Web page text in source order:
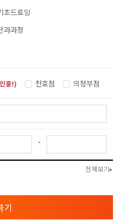
초드로잉
과과정
중!) 천호점 의정부점
-
전체보기
기